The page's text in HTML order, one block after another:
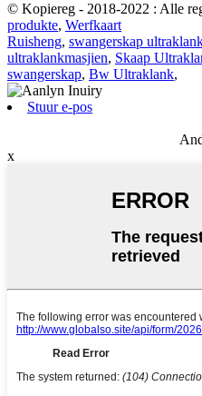
© Kopiereg - 2018-2022 : Alle
produkte, Werfkaart
Ruisheng, swangerskap
ultraklankmasjien, Skaap
swangerskap, Bw Ultraklank,
Stuur e-pos
x